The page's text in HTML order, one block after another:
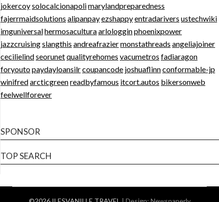
jokercoysolocalcionapolimarylandpreparedness
fajerrmaidsolutions alipanpayezshappyentradarivers ustechwiki
imguniversalhermosaculturaarlologginphoenixpower
jazzcruisingslangthis andreafraziermonstathreads angeliajoiner
cecilielindseorunetqualityrehomes vacumetros fadiaragon
foryoutopaydayloansilrcoupancode joshuaflinnconformable-jp
winifredarcticgreenreadbyfamous itcort.autos bikersonweb
feelwellforever
SPONSOR
TOP SEARCH